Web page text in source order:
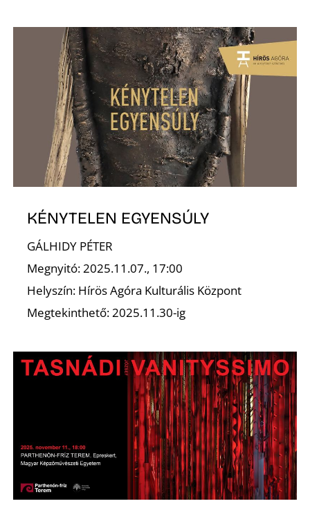
KÉNYTELEN EGYENSÚLY
GÁLHIDY PÉTER
Megnyitó: 2025.11.07., 17:00
Helyszín: Hírös Agóra Kulturális Központ
Megtekinthető: 2025.11.30-ig